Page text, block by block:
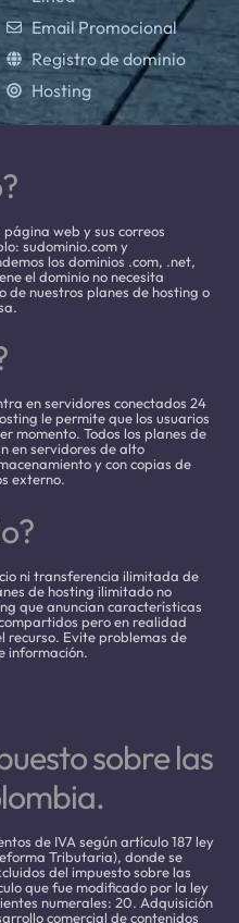
Email Promocional
Registro de dominio
Hosting
web y sus correos
sudominio.com y
los dominios .com, .net,
el dominio no necesita
de nuestros planes de hosting o
en servidores conectados 24
le permite que los usuarios
momento. Todos los planes de
en servidores de alto
y con copias de
externo.
ni transferencia ilimitada de
de hosting ilimitado no
que anuncian características
pero en realidad
recurso. Evite problemas de
información.
sobre las
de IVA según artículo 187 ley
Tributaria), donde se
del impuesto sobre las
que fue modificado por la ley
numerales: 20. Adquisición
comercial de contenidos